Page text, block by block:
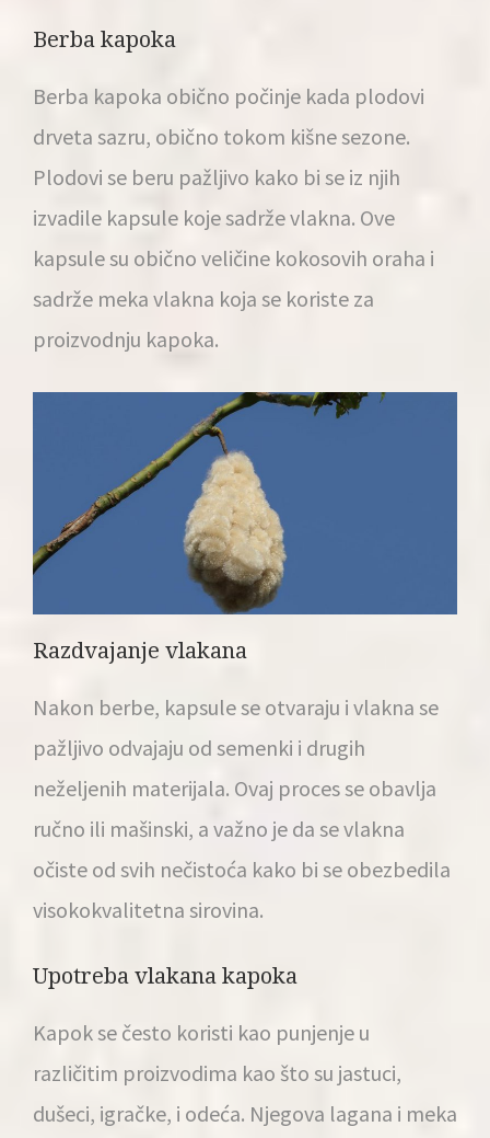
Berba kapoka
Berba kapoka obično počinje kada plodovi
drveta sazru, obično tokom kišne sezone.
Plodovi se beru pažljivo kako bi se iz njih
izvadile kapsule koje sadrže vlakna. Ove
kapsule su obično veličine kokosovih oraha i
sadrže meka vlakna koja se koriste za
proizvodnju kapoka.
Razdvajanje vlakana
Nakon berbe, kapsule se otvaraju i vlakna se
pažljivo odvajaju od semenki i drugih
neželjenih materijala. Ovaj proces se obavlja
ručno ili mašinski, a važno je da se vlakna
očiste od svih nečistoća kako bi se obezbedila
visokokvalitetna sirovina.
Upotreba vlakana kapoka
Kapok se često koristi kao punjenje u
različitim proizvodima kao što su jastuci,
dušeci, igračke, i odeća. Njegova lagana i meka